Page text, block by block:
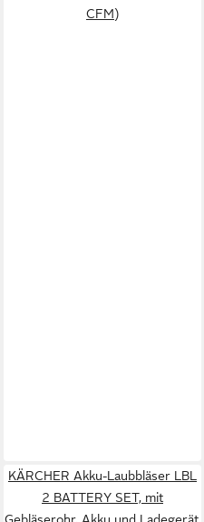
CFM)
KÄRCHER Akku-Laubbläser LBL
2 BATTERY SET, mit